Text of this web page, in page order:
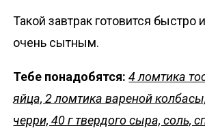
Такой завтрак готовится быстро
очень сытным.
Тебе понадобятся:4 ломтика
яйца, 2 ломтика вареной
черри, 40 г твердого сыра, соль,